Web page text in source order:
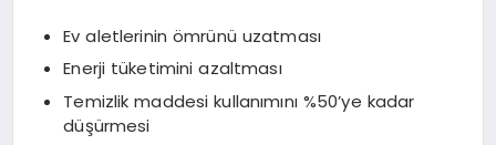
Ev aletlerinin ömrünü uzatması
Enerji tüketimini azaltması
Temizlik maddesi kullanımını %50’ye kadar
düşürmesi